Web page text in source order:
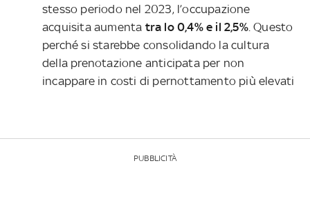
stesso periodo nel 2023, l’occupazione
acquisita aumenta tra lo 0,4% e il 2,5%. Questo
perché si starebbe consolidando la cultura
della prenotazione anticipata per non
incappare in costi di pernottamento più elevati
PUBBLICITÀ